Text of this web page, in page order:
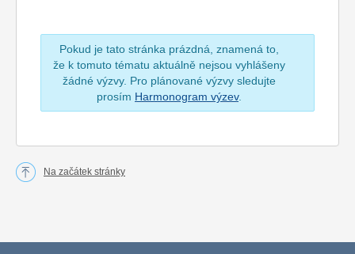
Pokud je tato stránka prázdná, znamená to,
že k tomuto tématu aktuálně nejsou vyhlášeny
žádné výzvy. Pro plánované výzvy sledujte
prosím Harmonogram výzev.
Na začátek stránky